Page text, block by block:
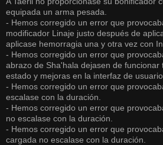
equipada un arma pesada.
- Hemos corregido un error que
modificador Linaje justo después de
aplicase hemorragia una y otra vez con
- Hemos corregido un error que
abrazo de Sha'hala dejasen de funcionar
estado y mejoras en la interfaz de usuario.
- Hemos corregido un error que
escalase con la duración.
- Hemos corregido un error que
no escalase con la duración.
- Hemos corregido un error que
cargada no escalase con la duración.